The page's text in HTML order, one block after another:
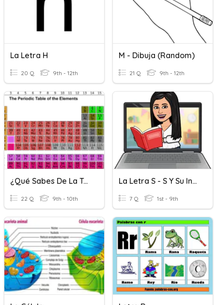
La Letra H
20 Q 9th - 12th
M - Dibuja (random)
21 Q 9th - 12th
¿Qué Sabes De La Tabla Periódica?
22 Q 9th - 10th
La Letra S - S Y Su Inversa
7 Q 1st - 9th